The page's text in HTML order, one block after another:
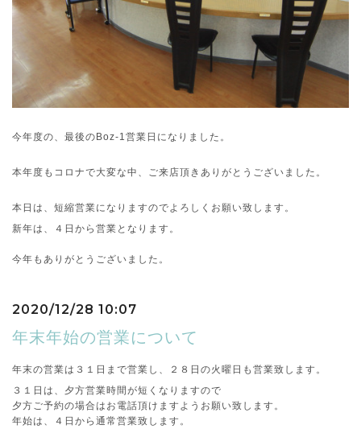
今年度の、最後のBoz-1営業日になりました。
本年度もコロナで大変な中、ご来店頂きありがとうございました。
本日は、短縮営業になりますのでよろしくお願い致します。
新年は、４日から営業となります。
今年もありがとうございました。
2020/12/28 10:07
年末年始の営業について
年末の営業は３１日まで営業し、２８日の火曜日も営業致します。
３１日は、夕方営業時間が短くなりますので
夕方ご予約の場合はお電話頂けますようお願い致します。
年始は、４日から通常営業致します。